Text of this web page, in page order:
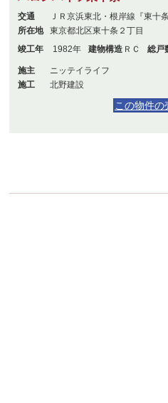
交通
ＪＲ京浜東北・根岸線『東十
所在地
東京都北区東十条２丁目
竣工年
1982年 建物構造 ＲＣ 総戸
施主
ニッテイライフ
施工
北野建設
この物件の